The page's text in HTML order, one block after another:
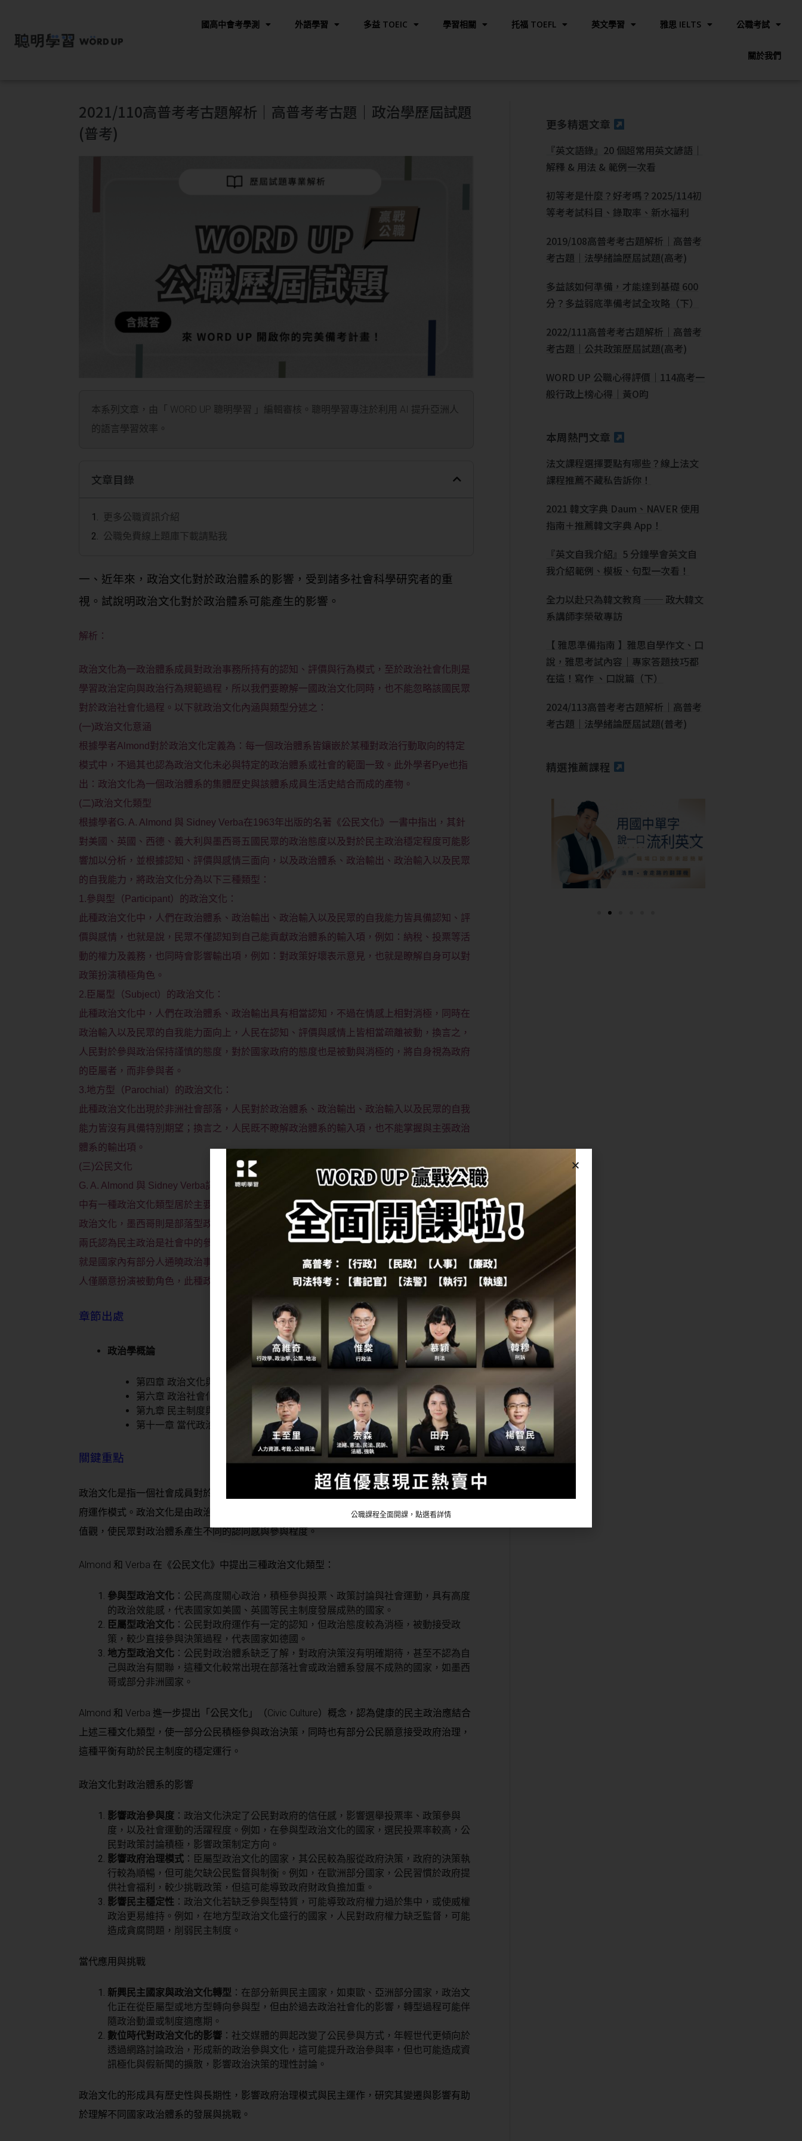
國高中會考學測 外語學習 多益 TOEIC 學習相關 托福 TOEFL 英文學習 雅思 IELTS 公職考試
關於我們
2021/110高普考考古題解析｜高普考考古題｜政治學歷屆試題
(普考)
本系列文章，由「 WORD UP 聰明學習 」編輯審核。聰明學習專注於利用 AI 提升亞洲人
的語言學習效率。
文章目錄
更多公職資訊介紹
公職免費線上題庫下載請點我
一、近年來，政治文化對於政治體系的影響，受到諸多社會科學研究者的重
視。試說明政治文化對於政治體系可能產生的影響。
解析：
政治文化為一政治體系成員對政治事務所持有的認知、評價與行為模式，至於政治社會化則是
學習政治定向與政治行為規範過程，所以我們要瞭解一國政治文化同時，也不能忽略該國民眾
對於政治社會化過程。以下就政治文化內涵與類型分述之：
(一)政治文化意涵
根據學者Almond對於政治文化定義為：每一個政治體系皆鑲嵌於某種對政治行動取向的特定
模式中，不過其也認為政治文化未必與特定的政治體系或社會的範圍一致。此外學者Pye也指
出：政治文化為一個政治體系的集體歷史與該體系成員生活史結合而成的產物。
(二)政治文化類型
根據學者G. A. Almond 與 Sidney Verba在1963年出版的名著《公民文化》一書中指出，其針
對美國、英國、西德、義大利與墨西哥五國民眾的政治態度以及對於民主政治穩定程度可能影
響加以分析，並根據認知、評價與感情三面向，以及政治體系、政治輸出、政治輸入以及民眾
的自我能力，將政治文化分為以下三種類型：
1.參與型（Participant）的政治文化：
此種政治文化中，人們在政治體系、政治輸出、政治輸入以及民眾的自我能力皆具備認知、評
價與感情，也就是說，民眾不僅認知到自己能貢獻政治體系的輸入項，例如：納稅、投票等活
動的權力及義務，也同時會影響輸出項，例如：對政策好壞表示意見，也就是瞭解自身可以對
政策扮演積極角色。
2.臣屬型（Subject）的政治文化：
此種政治文化中，人們在政治體系、政治輸出具有相當認知，不過在情感上相對消極，同時在
政治輸入以及民眾的自我能力面向上，人民在認知、評價與感情上皆相當疏離被動，換言之，
人民對於參與政治保持謹慎的態度，對於國家政府的態度也是被動與消極的，將自身視為政府
的臣屬者，而非參與者。
3.地方型（Parochial）的政治文化：
此種政治文化出現於非洲社會部落，人民對於政治體系、政治輸出、政治輸入以及民眾的自我
能力皆沒有具備特別期望；換言之，人民既不瞭解政治體系的輸入項，也不能掌握與主張政治
體系的輸出項。
(三)公民文化
G. A. Almond 與 Sidney Verba認為，世界上每一個國家皆為上述三種政治文化的綜合體，而其
中有一種政治文化類型居於主要角色；舉例來說：美國是屬於參與型政治文化，西德是臣屬型
政治文化，墨西哥則是部落型政治文化。
兩氏認為民主政治是社會中的參與型政治文化、地方、臣屬三種政治文化混合的政治文化，也
就是國家內有部分人通曉政治事務，並積極主動介入，同時以理性思考作出決定，但也有許多
人僅願意扮演被動角色，此種政治文化類型被稱為公民文化（Civil Culture）。
章節出處
政治學概論
第四章 政治文化與公民態度（政治文化的定義與影響）
第六章 政治社會化與政治參與（政治文化如何塑造政治行為）
第九章 民主制度與政治穩定（政治文化對民主體系的影響）
第十一章 當代政治議題（政治文化在不同國家的應用與挑戰）
關鍵重點
政治文化是指一個社會成員對於政治體系的態度、信念與行為模式，影響民主制度的穩定與政
府運作模式。政治文化是由政治社會化過程所形成，透過教育、媒體、家庭等機制傳遞政治價
值觀，使民眾對政治體系產生不同的認同感與參與程度。
Almond 和 Verba 在《公民文化》中提出三種政治文化類型：
參與型政治文化 ：公民高度關心政治，積極參與投票、政策討論與社會運動，具有高度
的政治效能感，代表國家如美國、英國等民主制度發展成熟的國家。
臣屬型政治文化 ：公民對政府運作有一定的認知，但政治態度較為消極，被動接受政
策，較少直接參與決策過程，代表國家如德國。
地方型政治文化 ：公民對政治體系缺乏了解，對政府決策沒有明確期待，甚至不認為自
己與政治有關聯，這種文化較常出現在部落社會或政治體系發展不成熟的國家，如墨西
哥或部分非洲國家。
Almond 和 Verba 進一步提出「公民文化」（Civic Culture）概念，認為健康的民主政治應結合
上述三種文化類型，使一部分公民積極參與政治決策，同時也有部分公民願意接受政府治理，
這種平衡有助於民主制度的穩定運行。
政治文化對政治體系的影響
影響政治參與度 ：政治文化決定了公民對政府的信任感，影響選舉投票率、政策參與
度，以及社會運動的活躍程度。例如，在參與型政治文化的國家，選民投票率較高，公
民對政策討論積極，影響政策制定方向。
影響政府治理模式 ：臣屬型政治文化的國家，其公民較為服從政府決策，政府的決策執
行較為順暢，但可能欠缺公民監督與制衡。例如，在歐洲部分國家，公民習慣於政府提
供社會福利，較少挑戰政策，但這可能導致政府財政負擔加重。
影響民主穩定性 ：政治文化若缺乏參與型特質，可能導致政府權力過於集中，或使威權
政治更易維持。例如，在地方型政治文化盛行的國家，人民對政府權力缺乏監督，可能
造成貪腐問題，削弱民主制度。
當代應用與挑戰
新興民主國家與政治文化轉型 ：在部分新興民主國家，如東歐、亞洲部分國家，政治文
化正在從臣屬型或地方型轉向參與型，但由於過去政治社會化的影響，轉型過程可能伴
隨政治動盪或制度適應期。
數位時代對政治文化的影響 ：社交媒體的興起改變了公民參與方式，年輕世代更傾向於
透過網路討論政治，形成新的政治參與文化，這可能提升政治參與率，但也可能造成資
訊極化與假新聞的擴散，影響政治決策的理性討論。
政治文化的形成具有歷史性與長期性，影響政府治理模式與民主運作，研究其變遷與影響有助
於理解不同國家政治體系的發展與挑戰。
更多精選文章
『英文語錄』20 個超常用英文諺語｜
解釋 & 用法 & 範例一次看
初等考是什麼？好考嗎？2025/114初
等考考試科目、錄取率、新水福利
2019/108高普考考古題解析｜高普考
考古題｜法學緒論歷屆試題(高考)
多益該如何準備，才能達到基礎 600
分？多益弱底準備考試全攻略（下）
2022/111高普考考古題解析｜高普考
考古題｜公共政策歷屆試題(高考)
WORD UP 公職心得評價｜114高考一
般行政上榜心得｜黃O昀
本周熱門文章
法文課程選擇要點有哪些？線上法文
課程推薦不藏私告訴你！
2021 韓文字典 Daum、NAVER 使用
指南＋推薦韓文字典 App！
『英文自我介紹』5 分鐘學會英文自
我介紹範例、模板、句型一次看！
全力以赴只為韓文教育 ── 政大韓文
系講師李榮敬專訪
【 雅思準備指南 】雅思自學作文、口
說，雅思考試內容｜專家答題技巧都
在這！寫作 、口說篇（下）
2024/113高普考考古題解析｜高普考
考古題｜法學緒論歷屆試題(普考)
精選推薦課程
公職課程全面開課，點選看詳情